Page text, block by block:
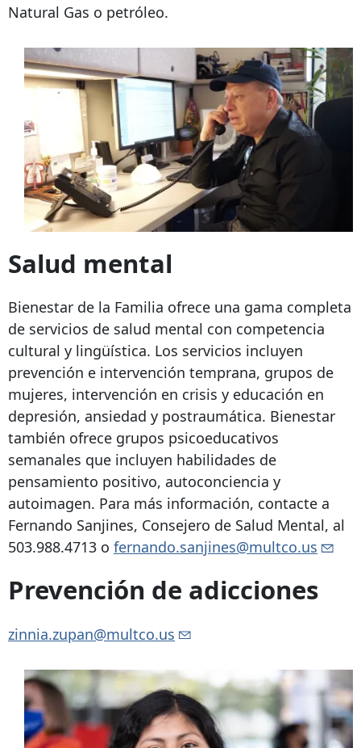
Natural Gas o petróleo.
Salud mental
Bienestar de la Familia ofrece una gama completa
de servicios de salud mental con competencia
cultural y lingüística. Los servicios incluyen
prevención e intervención temprana, grupos de
mujeres, intervención en crisis y educación en
depresión, ansiedad y postraumática. Bienestar
también ofrece grupos psicoeducativos
semanales que incluyen habilidades de
pensamiento positivo, autoconciencia y
autoimagen. Para más información, contacte a
Fernando Sanjines, Consejero de Salud Mental, al
503.988.4713 o fernando.sanjines@multco.us
Prevención de adicciones
zinnia.zupan@multco.us